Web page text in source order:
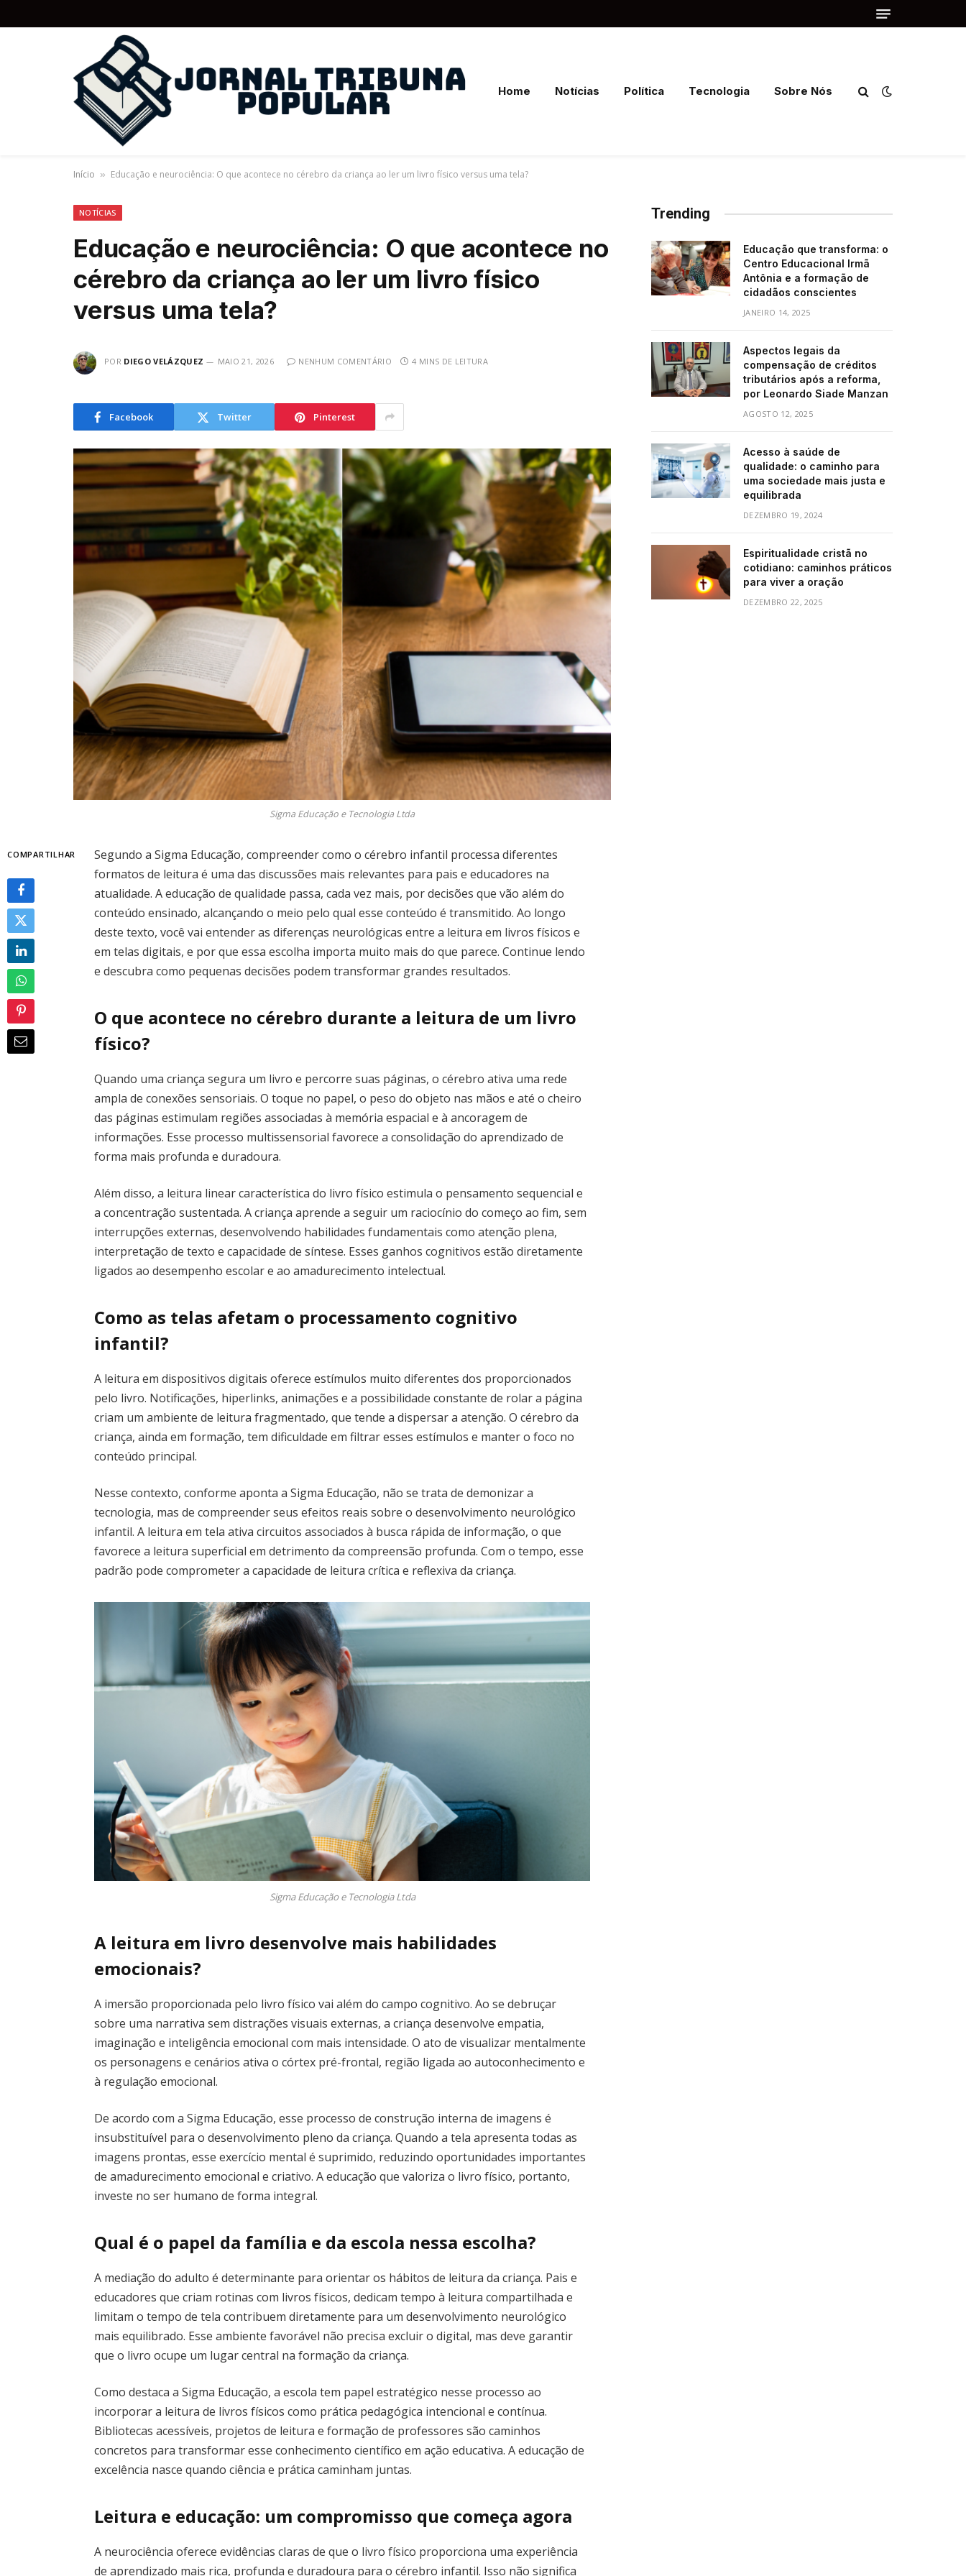
Home Notícias Política Tecnologia Sobre Nós
Início » Educação e neurociência: O que acontece no cérebro da criança ao ler um livro físico versus uma tela?
NOTÍCIAS
Educação e neurociência: O que acontece no
cérebro da criança ao ler um livro físico
versus uma tela?
POR DIEGO VELÁZQUEZ MAIO 21, 2026 NENHUM COMENTÁRIO 4 MINS DE LEITURA
Facebook Twitter Pinterest
Sigma Educação e Tecnologia Ltda
COMPARTILHAR
Segundo a Sigma Educação, compreender como o cérebro infantil processa diferentes
formatos de leitura é uma das discussões mais relevantes para pais e educadores na
atualidade. A educação de qualidade passa, cada vez mais, por decisões que vão além do
conteúdo ensinado, alcançando o meio pelo qual esse conteúdo é transmitido. Ao longo
deste texto, você vai entender as diferenças neurológicas entre a leitura em livros físicos e
em telas digitais, e por que essa escolha importa muito mais do que parece. Continue lendo
e descubra como pequenas decisões podem transformar grandes resultados.
O que acontece no cérebro durante a leitura de um livro
físico?
Quando uma criança segura um livro e percorre suas páginas, o cérebro ativa uma rede
ampla de conexões sensoriais. O toque no papel, o peso do objeto nas mãos e até o cheiro
das páginas estimulam regiões associadas à memória espacial e à ancoragem de
informações. Esse processo multissensorial favorece a consolidação do aprendizado de
forma mais profunda e duradoura.
Além disso, a leitura linear característica do livro físico estimula o pensamento sequencial e
a concentração sustentada. A criança aprende a seguir um raciocínio do começo ao fim, sem
interrupções externas, desenvolvendo habilidades fundamentais como atenção plena,
interpretação de texto e capacidade de síntese. Esses ganhos cognitivos estão diretamente
ligados ao desempenho escolar e ao amadurecimento intelectual.
Como as telas afetam o processamento cognitivo
infantil?
A leitura em dispositivos digitais oferece estímulos muito diferentes dos proporcionados
pelo livro. Notificações, hiperlinks, animações e a possibilidade constante de rolar a página
criam um ambiente de leitura fragmentado, que tende a dispersar a atenção. O cérebro da
criança, ainda em formação, tem dificuldade em filtrar esses estímulos e manter o foco no
conteúdo principal.
Nesse contexto, conforme aponta a Sigma Educação, não se trata de demonizar a
tecnologia, mas de compreender seus efeitos reais sobre o desenvolvimento neurológico
infantil. A leitura em tela ativa circuitos associados à busca rápida de informação, o que
favorece a leitura superficial em detrimento da compreensão profunda. Com o tempo, esse
padrão pode comprometer a capacidade de leitura crítica e reflexiva da criança.
Sigma Educação e Tecnologia Ltda
A leitura em livro desenvolve mais habilidades
emocionais?
A imersão proporcionada pelo livro físico vai além do campo cognitivo. Ao se debruçar
sobre uma narrativa sem distrações visuais externas, a criança desenvolve empatia,
imaginação e inteligência emocional com mais intensidade. O ato de visualizar mentalmente
os personagens e cenários ativa o córtex pré-frontal, região ligada ao autoconhecimento e
à regulação emocional.
De acordo com a Sigma Educação, esse processo de construção interna de imagens é
insubstituível para o desenvolvimento pleno da criança. Quando a tela apresenta todas as
imagens prontas, esse exercício mental é suprimido, reduzindo oportunidades importantes
de amadurecimento emocional e criativo. A educação que valoriza o livro físico, portanto,
investe no ser humano de forma integral.
Qual é o papel da família e da escola nessa escolha?
A mediação do adulto é determinante para orientar os hábitos de leitura da criança. Pais e
educadores que criam rotinas com livros físicos, dedicam tempo à leitura compartilhada e
limitam o tempo de tela contribuem diretamente para um desenvolvimento neurológico
mais equilibrado. Esse ambiente favorável não precisa excluir o digital, mas deve garantir
que o livro ocupe um lugar central na formação da criança.
Como destaca a Sigma Educação, a escola tem papel estratégico nesse processo ao
incorporar a leitura de livros físicos como prática pedagógica intencional e contínua.
Bibliotecas acessíveis, projetos de leitura e formação de professores são caminhos
concretos para transformar esse conhecimento científico em ação educativa. A educação de
excelência nasce quando ciência e prática caminham juntas.
Leitura e educação: um compromisso que começa agora
A neurociência oferece evidências claras de que o livro físico proporciona uma experiência
de aprendizado mais rica, profunda e duradoura para o cérebro infantil. Isso não significa
Trending
Educação que transforma: o
Centro Educacional Irmã
Antônia e a formação de
cidadãos conscientes
JANEIRO 14, 2025
Aspectos legais da
compensação de créditos
tributários após a reforma,
por Leonardo Siade Manzan
AGOSTO 12, 2025
Acesso à saúde de
qualidade: o caminho para
uma sociedade mais justa e
equilibrada
DEZEMBRO 19, 2024
Espiritualidade cristã no
cotidiano: caminhos práticos
para viver a oração
DEZEMBRO 22, 2025